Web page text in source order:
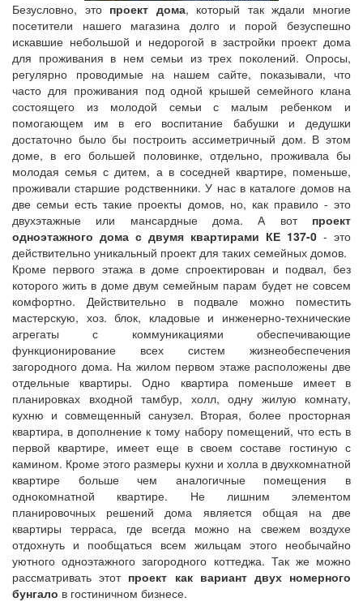
Безусловно, это проект дома, который так ждали многие
посетители нашего магазина долго и порой безуспешно
искавшие небольшой и недорогой в застройки проект дома
для проживания в нем семьи из трех поколений. Опросы,
регулярно проводимые на нашем сайте, показывали, что
часто для проживания под одной крышей семейного клана
состоящего из молодой семьи с малым ребенком и
помогающем им в его воспитание бабушки и дедушки
достаточно было бы построить ассиметричный дом. В этом
доме, в его большей половинке, отдельно, проживала бы
молодая семья с дитем, а в соседней квартире, поменьше,
проживали старшие родственники. У нас в каталоге домов на
две семьи есть такие проекты домов, но, как правило - это
двухэтажные или мансардные дома. А вот проект
одноэтажного дома с двумя квартирами КЕ 137-0 - это
действительно уникальный проект для таких семейных домов.
Кроме первого этажа в доме спроектирован и подвал, без
которого жить в доме двум семейным парам будет не совсем
комфортно. Действительно в подвале можно поместить
мастерскую, хоз. блок, кладовые и инженерно-технические
агрегаты с коммуникациями обеспечивающие
функционирование всех систем жизнеобеспечения
загородного дома. На жилом первом этаже расположены две
отдельные квартиры. Одно квартира поменьше имеет в
планировках входной тамбур, холл, одну жилую комнату,
кухню и совмещенный санузел. Вторая, более просторная
квартира, в дополнение к тому набору помещений, что есть в
первой квартире, имеет еще в своем составе гостиную с
камином. Кроме этого размеры кухни и холла в двухкомнатной
квартире больше чем аналогичные помещения в
однокомнатной квартире. Не лишним элементом
планировочных решений дома является общая на две
квартиры терраса, где всегда можно на свежем воздухе
отдохнуть и пообщаться всем жильцам этого необычайно
уютного одноэтажного загородного коттеджа. Так же можно
рассматривать этот проект как вариант двух номерного
бунгало в гостиничном бизнесе.